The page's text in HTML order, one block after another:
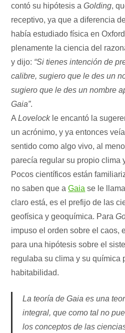
contó su hipótesis aGolding,
receptivo, ya que a diferencia
había estudiado física en
plenamente la ciencia del
y dijo: “Si tienes intención de
calibre, sugiero que le des un
sugiero que le des un nombre
Gaia”.
ALovelockle encantó la
un acrónimo, y ya entonces
sentido como algo vivo, al
parecía regular su propio clima
Pocos científicos están
no saben que aGaia se le
claro está, es el prefijo de las
geofísica y geoquímica. Para
impuso el orden sobre el caos,
para una hipótesis sobre el
regulaba su clima y su química
habitabilidad.
La teoría de Gaia es una
integral, que como tal no
los conceptos de las